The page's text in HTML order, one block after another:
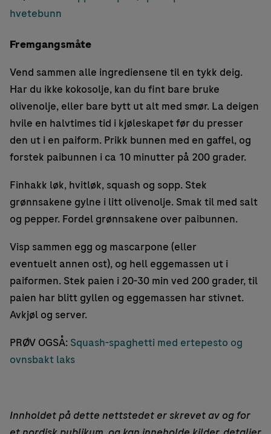
hvetebunn
Fremgangsmåte
Vend sammen alle ingrediensene til en tykk deig.
Har du ikke kokosolje, kan du fint bare bruke
olivenolje, eller bare bytt ut alt med smør. La deigen
hvile en halvtimes tid i kjøleskapet før du presser
den ut i en paiform. Prikk bunnen med en gaffel, og
forstek paibunnen i ca 10 minutter på 200 grader.
Finhakk løk, hvitløk, squash og sopp. Stek
grønnsakene gylne i litt olivenolje. Smak til med salt
og pepper. Fordel grønnsakene over paibunnen.
Visp sammen egg og mascarpone (eller
eventuelt annen ost), og hell eggemassen ut i
paiformen. Stek paien i 20-30 min ved 200 grader, til
paien har blitt gyllen og eggemassen har stivnet.
Avkjøl og server.
PRØV OGSÅ: Squash-spaghetti med ertepesto og
ovnsbakt laks
Innholdet på dette nettstedet er skrevet av og for